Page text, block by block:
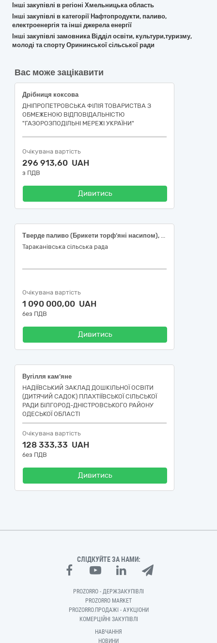
Інші закупівлі в регіоні Хмельницька область
Інші закупівлі в категорії Нафтопродукти, паливо,
електроенергія та інші джерела енергії
Інші закупівлі замовника Відділ освіти, культури,туризму,
молоді та спорту Орининської сільської ради
Вас може зацікавити
Дрібниця коксова
ДНІПРОПЕТРОВСЬКА ФІЛІЯ ТОВАРИСТВА З
ОБМЕЖЕНОЮ ВІДПОВІДАЛЬНІСТЮ
"ГАЗОРОЗПОДІЛЬНІ МЕРЕЖІ УКРАЇНИ"
Очікувана вартість
296 913,60 UAH
з ПДВ
Дивитись
Тверде паливо (Брикети торф’яні насипом), ДСТУ 2042-92
Тараканівська сільська рада
Очікувана вартість
1 090 000,00 UAH
без ПДВ
Дивитись
Вугілля кам’яне
НАДІЇВСЬКИЙ ЗАКЛАД ДОШКІЛЬНОЇ ОСВІТИ
(ДИТЯЧИЙ САДОК) ПЛАХТІЇВСЬКОЇ СІЛЬСЬКОЇ
РАДИ БІЛГОРОД-ДНІСТРОВСЬКОГО РАЙОНУ
ОДЕСЬКОЇ ОБЛАСТІ
Очікувана вартість
128 333,33 UAH
без ПДВ
Дивитись
СЛІДКУЙТЕ ЗА НАМИ:
PROZORRO - ДЕРЖЗАКУПІВЛІ
PROZORRO MARKET
PROZORRO.ПРОДАЖІ - АУКЦІОНИ
КОМЕРЦІЙНІ ЗАКУПІВЛІ
НАВЧАННЯ
НОВИНИ